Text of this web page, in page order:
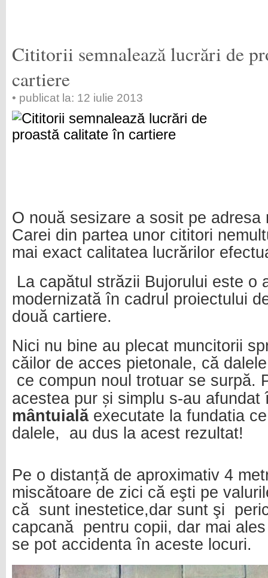
Cititorii semnalează lucrări de
cartiere
• publicat la: 12 iulie 2013
O nouă sesizare a sosit pe adresa
Carei din partea unor cititori
mai exact calitatea lucrărilor
La capătul străzii Bujorului este o
modernizată în cadrul proiectului
două cartiere.
Nici nu bine au plecat muncitorii
căilor de acces pietonale, că
ce compun noul trotuar se surpă.
acestea pur și simplu s-au afundat
mântuialăexecutate la fundatia
dalele,
au dus la acest rezultat!
Pe o distanță de aproximativ 4
miscătoare de zici că eşti pe
că sunt inestetice,dar sunt şi
capcană pentru copii, dar mai
se pot accidenta în aceste locuri.